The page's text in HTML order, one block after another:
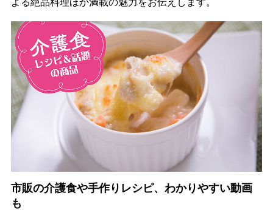
よる絶品料理ほか満載の魅力をお伝えします。
市販の介護食や手作りレシピ、わかりやすい動画
も